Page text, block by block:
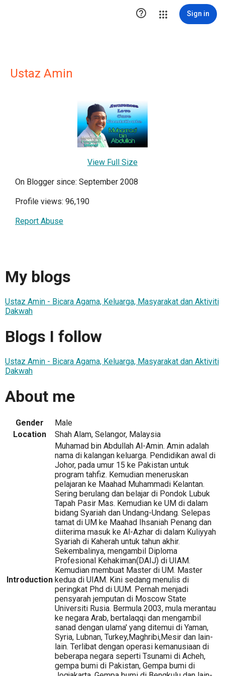
 Sign in
Ustaz Amin
View Full Size
On Blogger since: September 2008
Profile views: 96,190
Report Abuse
My blogs
Ustaz Amin - Bicara Agama, Keluarga, Masyarakat dan Aktiviti
Dakwah
Blogs I follow
Ustaz Amin - Bicara Agama, Keluarga, Masyarakat dan Aktiviti
Dakwah
About me
Gender
Male
Location
Shah Alam, Selangor, Malaysia
Introduction
Muhamad bin Abdullah Al-Amin. Amin adalah
nama di kalangan keluarga. Pendidikan awal di
Johor, pada umur 15 ke Pakistan untuk
program tahfiz. Kemudian meneruskan
pelajaran ke Maahad Muhammadi Kelantan.
Sering berulang dan belajar di Pondok Lubuk
Tapah Pasir Mas. Kemudian ke UM di dalam
bidang Syariah dan Undang-Undang. Selepas
tamat di UM ke Maahad Ihsaniah Penang dan
diiterima masuk ke Al-Azhar di dalam Kuliyyah
Syariah di Kaherah untuk tahun akhir.
Sekembalinya, mengambil Diploma
Profesional Kehakiman(DAIJ) di UIAM.
Kemudian membuat Master di UM. Master
kedua di UIAM. Kini sedang menulis di
peringkat Phd di UUM. Pernah menjadi
pensyarah jemputan di Moscow State
Universiti Rusia. Bermula 2003, mula merantau
ke negara Arab, bertalaqqi dan mengambil
sanad dengan ulama' yang ditemui di Yaman,
Syria, Lubnan, Turkey,Maghribi,Mesir dan lain-
lain. Terlibat dengan operasi kemanusiaan di
beberapa negara seperti Tsunami di Acheh,
gempa bumi di Pakistan, Gempa bumi di